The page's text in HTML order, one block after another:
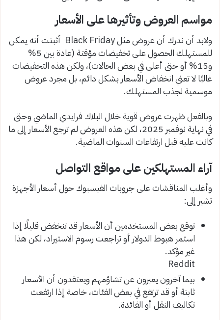
مواسم العروض وتأثيرها على الأسعار
ولابد أن ندرك أن عروض مثل Black Friday أثبتت أنه يمكن
للمستهلك الحصول على تخفيضات مؤقتة (عادة بين 5%
و15% أو حتى أعلى في بعض الحالات)، ولكن هذه التخفيضات
غالبًا لا تعني انخفاض الأسعار بشكل دائم، بل مجرد عروض
موسمية لجذب المستهلك.
وبالفعل ظهرت عروض قوية خلال البلاك فرايدي الماضي وحتى
في نهاية نوفمبر 2025، لكن هذه العروض لم ترجع الأسعار إلى ما
كانت عليه قبل ارتفاعات السنوات الماضية.
آراء المستهلكين على مواقع التواصل
وأغلب المناقشات على جروبات الفيسبوك حول أسعار الأجهزة
تشير إلى:
توقع بعض المستخدمين أن الأسعار قد تنخفض قليلًا إذا
استمر هبوط الدولار أو تراجعت رسوم الاستيراد، لكن هذا
غير مؤكد.
Reddit
بيما آخرون يعبرون عن تشاؤمهم ويعتقدون أن الأسعار
ثابتة أو قد ترتفع في بعض الفئات، خاصة إذا ارتفعت
تكاليف النقل أو الفائدة.